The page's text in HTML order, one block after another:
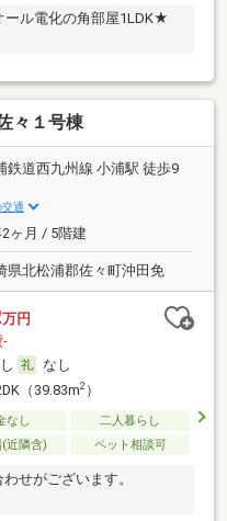
ル電化の角部屋1LDK★
々１号棟
鉄道西九州線 小浦駅 徒歩9
通
ヶ月 / 5階建
県北松浦郡佐々町沖田免
万円
-
なし
（39.83m2）
なし
二人暮らし
近隣含) ペット相談可
せがございます。